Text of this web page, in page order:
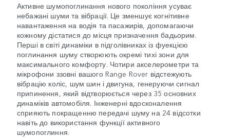
Активне шумопоглинання нового покоління усуває
небажані шуми та вібрації. Це зменшує когнітивне
навантаження на водія та пасажирів, допомагаючи
кожному дістатися до місця призначення бадьорим.
Перші в світі динаміки в підголівниках із фуекцією
поглинання шуму створюють окремі тихі зони для
максимального комфорту. Чотири акселерометри та
мікрофони ззовні вашого Range Rover відстежують
вібрацію коліс, шум шин і двигуна, генеруючи сигнал
припинення, який відтворюється через 35 основних
динаміків автомобіля. Інженерні вдосконалення
сприяють покращенню передачі шуму на 24 відсотки
навіть до використання функції активного
шумопоглиння.